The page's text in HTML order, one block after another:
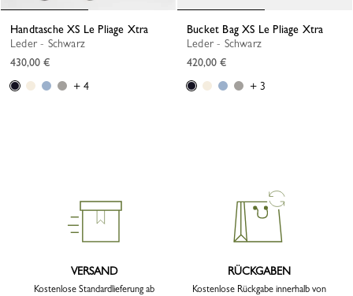
Handtasche XS Le Pliage Xtra
Leder - Schwarz
430,00 €
+ 4
Bucket Bag XS Le Pliage Xtra
Leder - Schwarz
420,00 €
+ 3
VERSAND
Kostenlose Standardlieferung ab
RÜCKGABEN
Kostenlose Rückgabe innerhalb von